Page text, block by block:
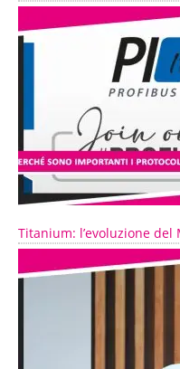
Titanium: l’evoluzione del